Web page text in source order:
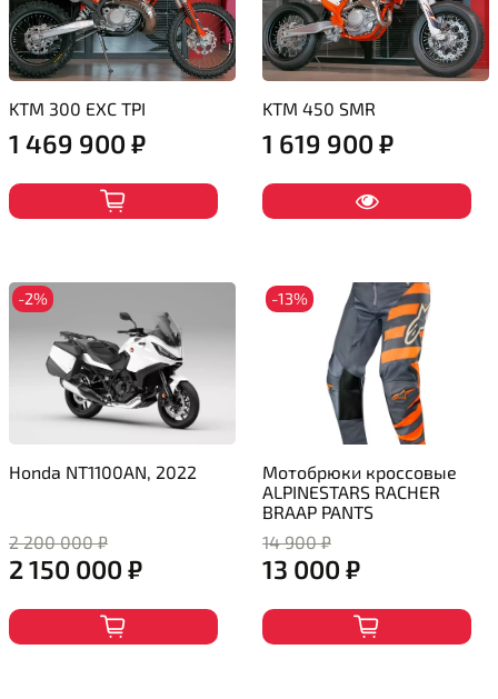
KTM 300 EXC TPI
1 469 900 ₽
KTM 450 SMR
1 619 900 ₽
-2%
Honda NT1100AN, 2022
2 200 000 ₽
2 150 000 ₽
-13%
Мотобрюки кроссовые
ALPINESTARS RACHER
BRAAP PANTS
14 900 ₽
13 000 ₽